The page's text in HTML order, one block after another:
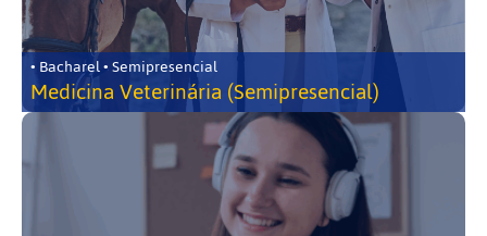
• Bacharel • Semipresencial
Medicina Veterinária (Semipresencial)